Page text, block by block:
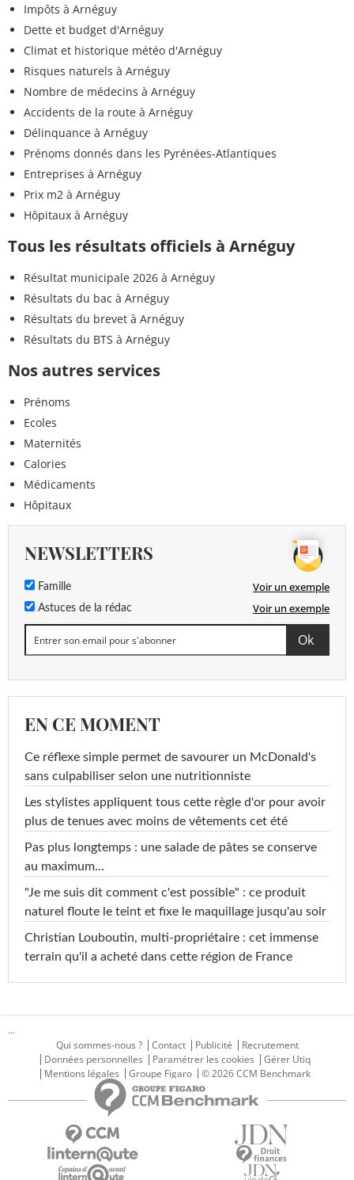
Impôts à Arnéguy
Dette et budget d'Arnéguy
Climat et historique météo d'Arnéguy
Risques naturels à Arnéguy
Nombre de médecins à Arnéguy
Accidents de la route à Arnéguy
Délinquance à Arnéguy
Prénoms donnés dans les Pyrénées-Atlantiques
Entreprises à Arnéguy
Prix m2 à Arnéguy
Hôpitaux à Arnéguy
Tous les résultats officiels à Arnéguy
Résultat municipale 2026 à Arnéguy
Résultats du bac à Arnéguy
Résultats du brevet à Arnéguy
Résultats du BTS à Arnéguy
Nos autres services
Prénoms
Ecoles
Maternités
Calories
Médicaments
Hôpitaux
NEWSLETTERS
Famille Voir un exemple
Astuces de la rédac Voir un exemple
EN CE MOMENT
Ce réflexe simple permet de savourer un McDonald's
sans culpabiliser selon une nutritionniste
Les stylistes appliquent tous cette règle d'or pour avoir
plus de tenues avec moins de vêtements cet été
Pas plus longtemps : une salade de pâtes se conserve
au maximum...
"Je me suis dit comment c'est possible" : ce produit
naturel floute le teint et fixe le maquillage jusqu'au soir
Christian Louboutin, multi-propriétaire : cet immense
terrain qu'il a acheté dans cette région de France
...
Qui sommes-nous ?
Contact Publicité
Recrutement
Données personnelles
Paramétrer les cookies
Gérer Utiq
Mentions légales
Groupe Figaro © 2026 CCM Benchmark